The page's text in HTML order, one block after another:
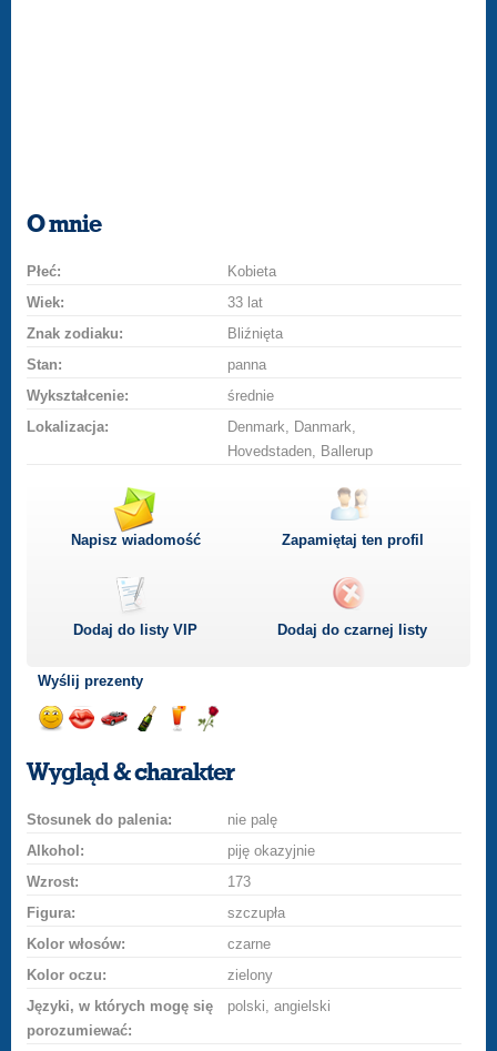
O mnie
Płeć:
Kobieta
Wiek:
33 lat
Znak zodiaku:
Bliźnięta
Stan:
panna
Wykształcenie:
średnie
Lokalizacja:
Denmark, Danmark,
Hovedstaden, Ballerup
Napisz wiadomość Zapamiętaj ten profil
Dodaj do listyVIP Dodaj do czarnej listy
Wyślij prezenty
uśmiech
buziakasamochodem
szampana
drinka
różę
Wygląd & charakter
Stosunek do palenia:
nie palę
Alkohol:
piję okazyjnie
Wzrost:
173
Figura:
szczupła
Kolor włosów:
czarne
Kolor oczu:
zielony
Języki, w których mogę się
porozumiewać:
polski, angielski